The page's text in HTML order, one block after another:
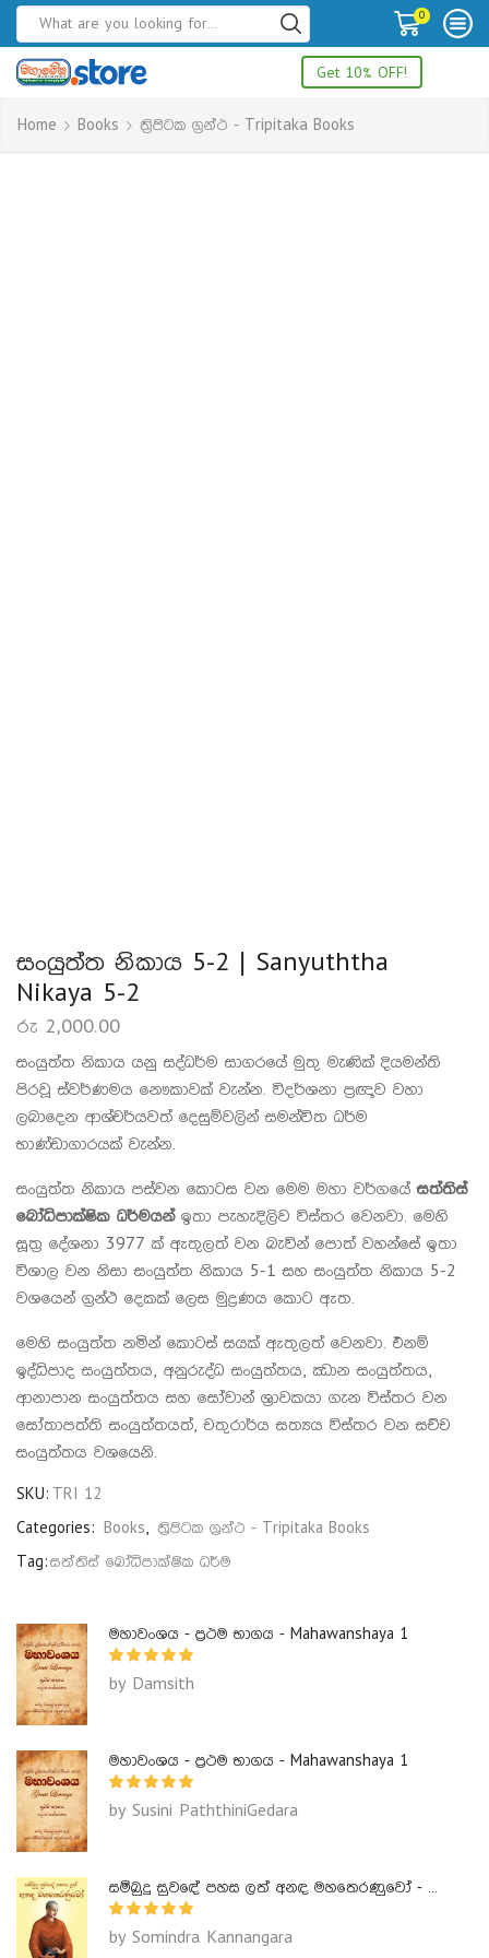
0
Get 10% OFF!
Home Books ත්‍රිපිටක ග්‍රන්ථ - Tripitaka Books
සංයුත්ත නිකාය 5-2 | Sanyuththa
Nikaya 5-2
රු 2,000.00
සංයුත්ත නිකාය යනු සද්ධර්ම සාගරයේ මුතු මැණික් දියමන්ති
පිරවූ ස්වර්ණමය නෞකාවක් වැන්න. විදර්ශනා ප්‍රඥාව වහා
ලබාදෙන ආශ්චර්යවත් දෙසුම්වලින් සමන්විත ධර්ම
භාණ්ඩාගාරයක් වැන්න.
සංයුත්ත නිකාය පස්වන කොටස වන මෙම මහා වර්ගයේසත්තිස්
බෝධිපාක්ෂික ධර්මයන්ඉතා පැහැදිලිව විස්තර වෙනවා. මෙහි
සූත්‍ර දේශනා 3977 ක් ඇතුලත් වන බැවින් පොත් වහන්සේ ඉතා
විශාල වන නිසා සංයුත්ත නිකාය 5-1 සහ සංයුත්ත නිකාය 5-2
වශයෙන් ග්‍රන්ථ දෙකක් ලෙස මුද්‍රණය කොට ඇත.
මෙහි සංයුත්ත නමින් කොටස් සයක් ඇතුලත් වෙනවා. එනම්
ඉද්ධිපාද සංයුත්තය, අනුරුද්ධ සංයුත්තය, ඣාන සංයුත්තය,
ආනාපාන සංයුත්තය සහ සෝවාන් ශ්‍රාවකයා ගැන විස්තර වන
සෝතාපත්ති සංයුත්තයත්, චතුරාර්ය සත්‍යය විස්තර වන සච්ච
සංයුත්තය වශයෙනි.
SKU: TRI 12
Categories: Books, ත්‍රිපිටක ග්‍රන්ථ - Tripitaka Books
Tag:සත්තිස් බෝධිපාක්ෂික ධර්ම
මහාවංශය - ප්‍රථම භාගය - Mahawanshaya 1
by Damsith
මහාවංශය - ප්‍රථම භාගය - Mahawanshaya 1
by Susini PaththiniGedara
සම්බුදු සුවඳේ පහස ලත් අනඳ මහතෙරණුවෝ - Ananda Maha Theranuwo
by Somindra Kannangara